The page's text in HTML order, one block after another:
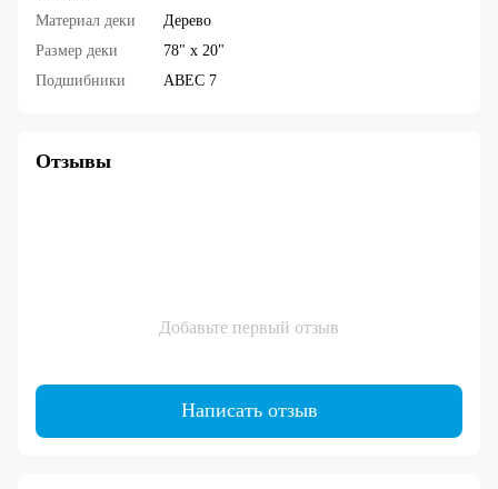
Материал деки
Дерево
Размер деки
78" x 20"
Подшибники
ABEC 7
Отзывы
Добавьте первый отзыв
Написать отзыв